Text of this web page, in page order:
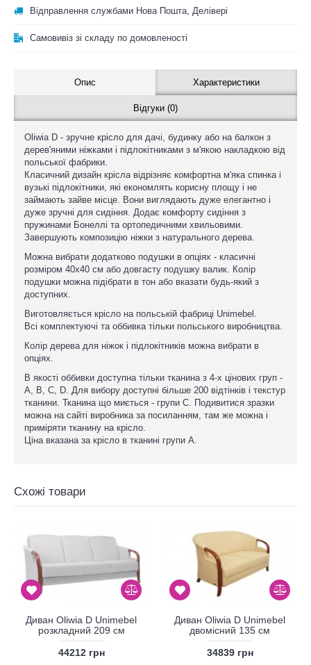
Відправлення службами Нова Пошта, Делівері
Самовивіз зі складу по домовленості
Опис Характеристики
Відгуки (0)
Oliwia D - зручне крісло для дачі, будинку або на балкон з
дерев'яними ніжками і підлокітниками з м'якою накладкою від
польської фабрики.
Класичний дизайн крісла відрізняє комфортна м'яка спинка і
вузькі підлокітники, які економлять корисну площу і не
займають зайве місце. Вони виглядають дуже елегантно і
дуже зручні для сидіння. Додає комфорту сидіння з
пружинами Бонеллі та ортопедичними хвильовими.
Завершують композицію ніжки з натурального дерева.
Можна вибрати додатково подушки в опціях - класичні
розміром 40x40 см або довгасту подушку валик. Колір
подушки можна підібрати в тон або вказати будь-який з
доступних.
Виготовляється крісло на польській фабриці Unimebel.
Всі комплектуючі та оббивка тільки польського виробництва.
Колір дерева для ніжок і підлокітників можна вибрати в
опціях.
В якості оббивки доступна тільки тканина з 4-х цінових груп -
A, B, C, D. Для вибору доступні більше 200 відтінків і текстур
тканини. Тканина що миється - групи С. Подивитися зразки
можна на сайті виробника за посиланням, там же можна і
приміряти тканину на крісло.
Ціна вказана за крісло в тканині групи А.
Схожі товари
Диван Oliwia D Unimebel
розкладний 209 см
44212 грн
Диван Oliwia D Unimebel
двомісний 135 см
34839 грн